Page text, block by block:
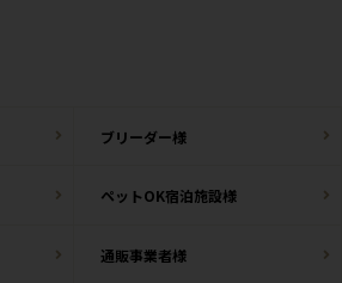
ブリーダー様
ペットOK宿泊施設様
通販事業者様